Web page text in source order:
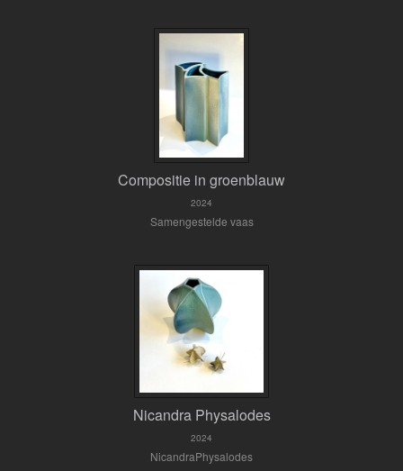
Compositie in groenblauw
2024
Samengestelde vaas
Nicandra Physalodes
2024
NicandraPhysalodes